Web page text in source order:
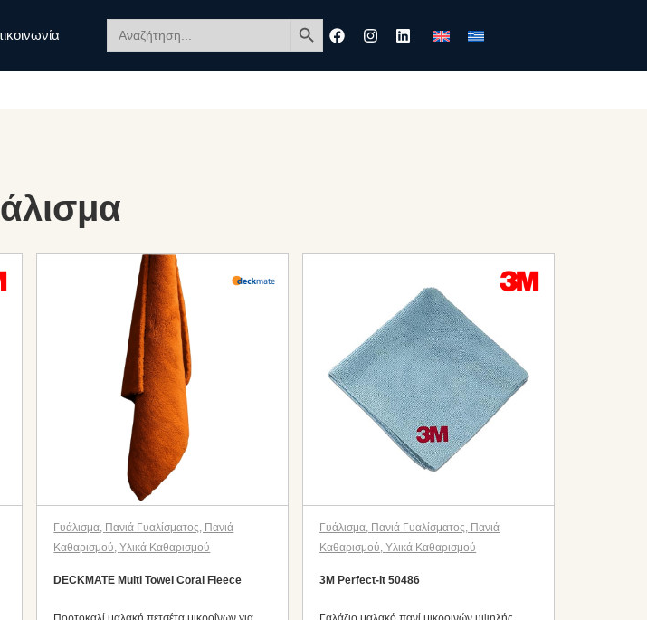
for:
Search Button
Γυάλισμα Πανιά Γυαλίσματος Πανιά
Καθαρισμού ,Υλικά Καθαρισμού
DECKMATE Multi Towel Coral Fleece
Γυάλισμα Πανιά Γυαλίσματος Πανιά
Καθαρισμού ,Υλικά Καθαρισμού
3M Perfect-It 50486